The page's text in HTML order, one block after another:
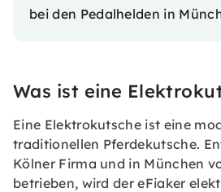
bei den Pedalhelden in
Was ist eine
Eine Elektrokutsche ist eine
traditionellen Pferdekutsche.
Kölner Firma und in München
betrieben, wird der eFiaker